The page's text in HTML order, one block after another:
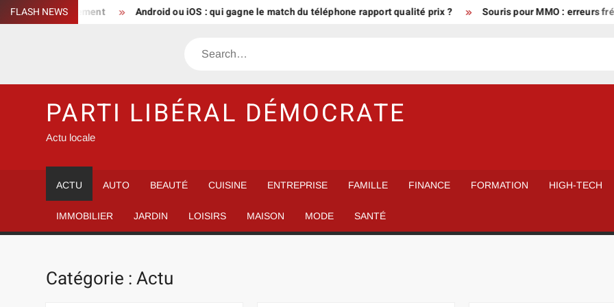
Skip
to
FLASH NEWS
sereinement Android ou iOS : qui gagne le match du téléphone rapport qualité prix ? Souris pour MMO : erreurs
Search
PARTI LIBÉRAL DÉMOCRATE
Actu locale
ACTU AUTO BEAUTÉ CUISINE ENTREPRISE FAMILLE FINANCE FORMATION HIGH-TECH
IMMOBILIER JARDIN LOISIRS MAISON MODE SANTÉ
Catégorie :Actu